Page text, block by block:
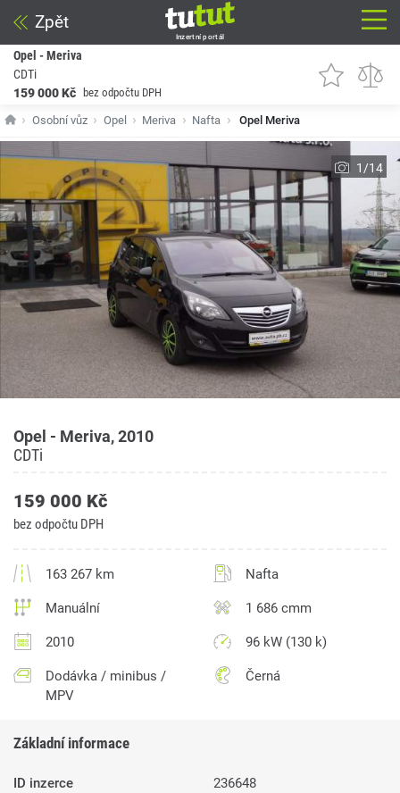
Zpět
Inzertní portál
Opel - Meriva
CDTi
159 000 Kč
bez odpočtu DPH
Osobní vůz Opel Meriva Nafta Opel Meriva
1/14
Opel - Meriva, 2010
CDTi
159 000 Kč
bez odpočtu DPH
163 267 km Nafta
Manuální 1 686 cmm
2010 96 kW (130 k)
Dodávka / minibus /
MPV
Černá
Základní informace
ID inzerce
236648